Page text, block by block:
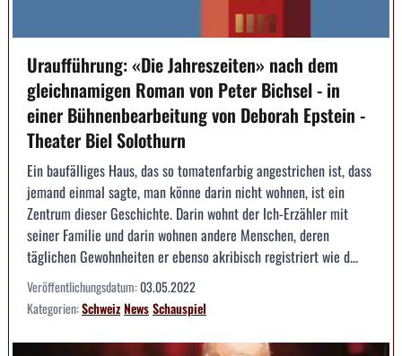
Uraufführung: «Die Jahreszeiten» nach dem
gleichnamigen Roman von Peter Bichsel - in
einer Bühnenbearbeitung von Deborah Epstein -
Theater Biel Solothurn
Ein baufälliges Haus, das so tomatenfarbig angestrichen ist, dass
jemand einmal sagte, man könne darin nicht wohnen, ist ein
Zentrum dieser Geschichte. Darin wohnt der Ich-Erzähler mit
seiner Familie und darin wohnen andere Menschen, deren
täglichen Gewohnheiten er ebenso akribisch registriert wie d...
Veröffentlichungsdatum:03.05.2022
Kategorien:SchweizNewsSchauspiel